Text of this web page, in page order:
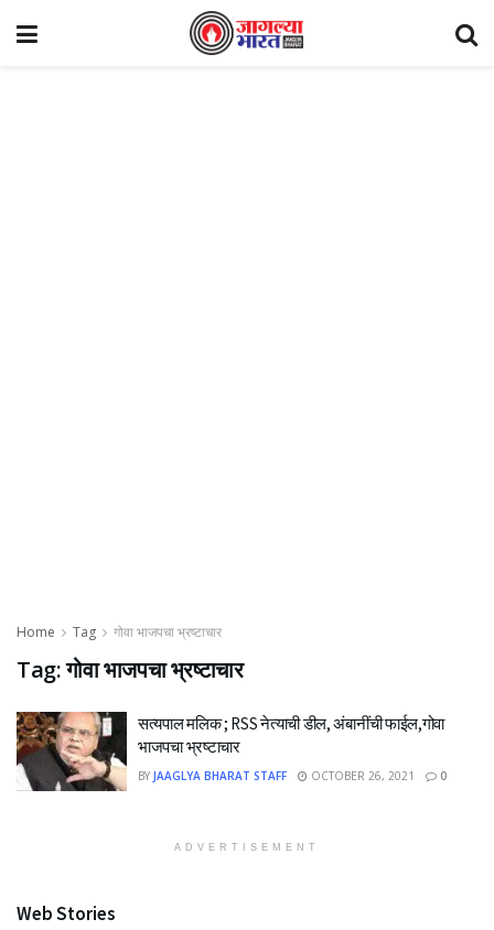
Home Tag गोवा भाजपचा भ्रष्टाचार
Tag:गोवा भाजपचा भ्रष्टाचार
सत्यपाल मलिक ; RSS नेत्याची डील, अंबानींची फाईल,गोवा
भाजपचा भ्रष्टाचार
BY JAAGLYA BHARAT STAFF OCTOBER 26, 2021 0
ADVERTISEMENT
Web Stories